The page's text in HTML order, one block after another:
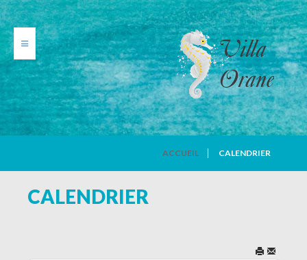
ACCUEIL CALENDRIER
CALENDRIER